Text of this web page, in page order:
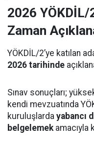
2026 YÖKDİL/
Zaman
YÖKDİL/2’ye katılan
2026 tarihinde
Sınav sonuçları;
kendi mevzuatında
kuruluşlarda yabancı
belgelemekamacıyla